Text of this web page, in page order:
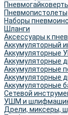
Пневмопистолеты
Наборы
Шланги
Аксессуары к
Аккумуляторный
Аккумуляторные
Аккумуляторные
Аккумуляторные
Аккумуляторные
Аккумуляторные
Сетевой
УШМ и
Дрели, миксеры,